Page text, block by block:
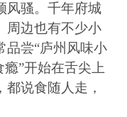
风骚。千年府城
周边也有不少小
品尝“庐州风味小
”开始在舌尖上
说食随人走，